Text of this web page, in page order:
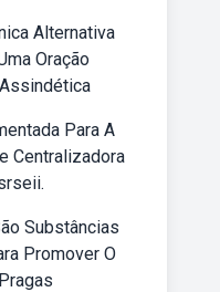
Alternativa
Oração
Para A
Centralizadora
Substâncias
Promover O